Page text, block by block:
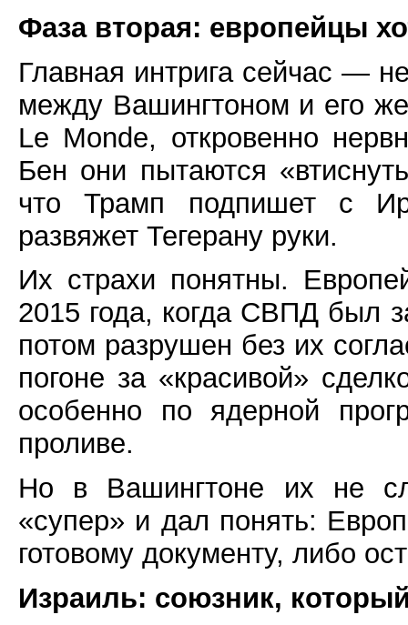
Фаза вторая: европейцы
Главная интрига сейчас —
между Вашингтоном и его
Le Monde, откровенно
Бен они пытаются
что Трамп подпишет с
развяжет Тегерану руки.
Их страхи понятны.
2015 года, когда СВПД был
потом разрушен без их
погоне за «красивой»
особенно по ядерной
проливе.
Но в Вашингтоне их не
«супер» и дал понять:
готовому документу, либо
Израиль: союзник,